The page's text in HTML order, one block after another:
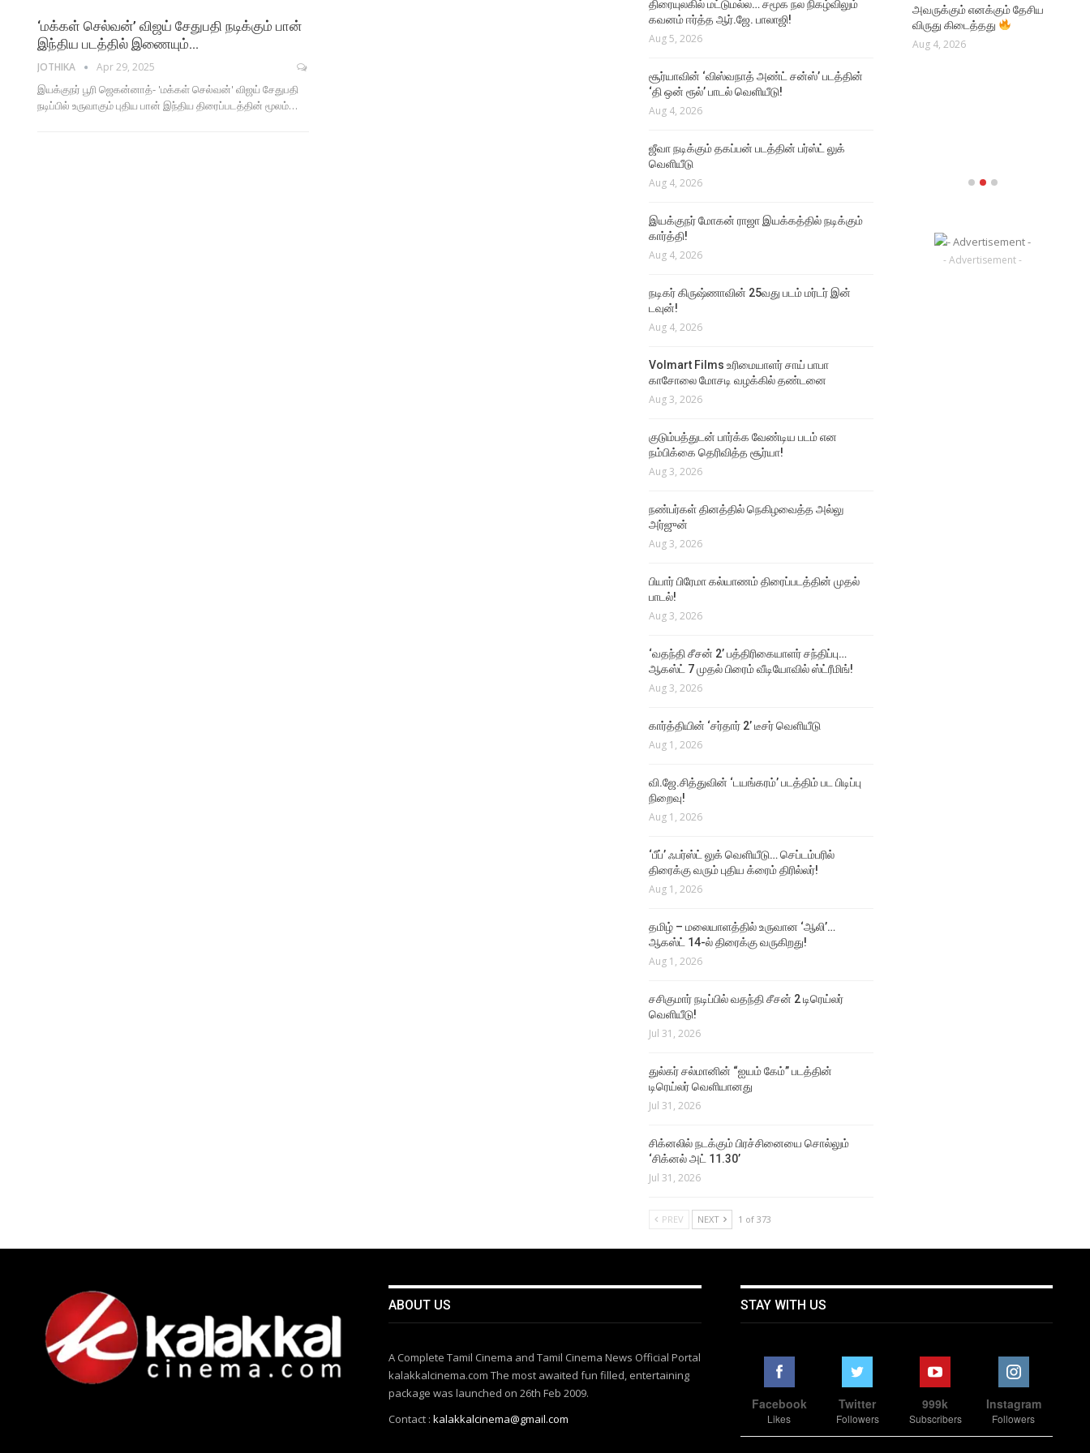
‘மக்கள் செல்வன்’ விஜய் சேதுபதி நடிக்கும் பான்
இந்திய படத்தில் இணையும்…
JOTHIKA Apr 29, 2025
இயக்குநர் பூரி ஜெகன்னாத்- 'மக்கள் செல்வன்' விஜய் சேதுபதி
நடிப்பில் உருவாகும் புதிய பான் இந்திய திரைப்படத்தின் மூலம்…
திரையுலகில் மட்டுமல்ல… சமூக நல நிகழ்விலும்
கவனம் ஈர்த்த ஆர்.ஜே. பாலாஜி!
Aug 5, 2026
சூர்யாவின் ‘விஸ்வநாத் அண்ட் சன்ஸ்’ படத்தின்
‘தி ஒன் ரூல்’ பாடல் வெளியீடு!
Aug 4, 2026
ஜீவா நடிக்கும் தகப்பன் படத்தின் பர்ஸ்ட் லுக்
வெளியீடு
Aug 4, 2026
இயக்குநர் மோகன் ராஜா இயக்கத்தில் நடிக்கும்
கார்த்தி!
Aug 4, 2026
நடிகர் கிருஷ்ணாவின் 25வது படம் மர்டர் இன்
டவுன்!
Aug 4, 2026
Volmart Films உரிமையாளர் சாய் பாபா
காசோலை மோசடி வழக்கில் தண்டனை
Aug 3, 2026
குடும்பத்துடன் பார்க்க வேண்டிய படம் என
நம்பிக்கை தெரிவித்த சூர்யா!
Aug 3, 2026
நண்பர்கள் தினத்தில் நெகிழவைத்த அல்லு
அர்ஜுன்
Aug 3, 2026
பியார் பிரேமா கல்யாணம் திரைப்படத்தின் முதல்
பாடல்!
Aug 3, 2026
‘வதந்தி சீசன் 2’ பத்திரிகையாளர் சந்திப்பு…
ஆகஸ்ட் 7 முதல் பிரைம் வீடியோவில் ஸ்ட்ரீமிங்!
Aug 3, 2026
கார்த்தியின் ‘சர்தார் 2’ டீசர் வெளியீடு
Aug 1, 2026
வி.ஜே.சித்துவின் ‘டயங்கரம்’ படத்திம் பட பிடிப்பு
நிறைவு!
Aug 1, 2026
‘பீப்’ ஃபர்ஸ்ட் லுக் வெளியீடு… செப்டம்பரில்
திரைக்கு வரும் புதிய க்ரைம் திரில்லர்!
Aug 1, 2026
தமிழ் – மலையாளத்தில் உருவான ‘ஆலி’…
ஆகஸ்ட் 14-ல் திரைக்கு வருகிறது!
Aug 1, 2026
சசிகுமார் நடிப்பில் வதந்தி சீசன் 2 டிரெய்லர்
வெளியீடு!
Jul 31, 2026
துல்கர் சல்மானின் “ஐயம் கேம்” படத்தின்
டிரெய்லர் வெளியானது
Jul 31, 2026
சிக்​னலில் நடக்​கும் பிரச்சினையை சொல்​லும்
‘சிக்னல் அட் 11.30’
Jul 31, 2026
PREV NEXT 1 of 373
சாய் பாபா காசோலை மோசடி
வழக்கில் தண்டனை
குடும்பத்துடன் பார்க்க
வேண்டிய படம் என நம்பிக்கை
சூர்யாவின் ‘விஸ்வநாத் அண்ட்
சன்ஸ்’ படத்தின் ‘தி ஒன் ரூல்’
NEWS
Aug 4, 2026
அவருக்கும் எனக்கும் தேசிய
விருது கிடைத்தது
Aug 4, 2026
- Advertisement -
ABOUT US
A Complete Tamil Cinema and Tamil Cinema News Official Portal
kalakkalcinema.com The most awaited fun filled, entertaining
package was launched on 26th Feb 2009.
Contact :kalakkalcinema@gmail.com
STAY WITH US
Facebook
Likes
Twitter
Followers
999k
Subscribers
Instagram
Followers